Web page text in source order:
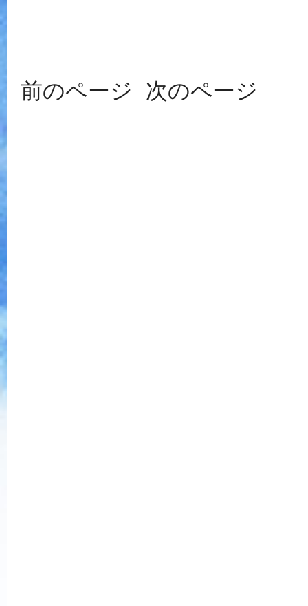
前のページ 次のページ